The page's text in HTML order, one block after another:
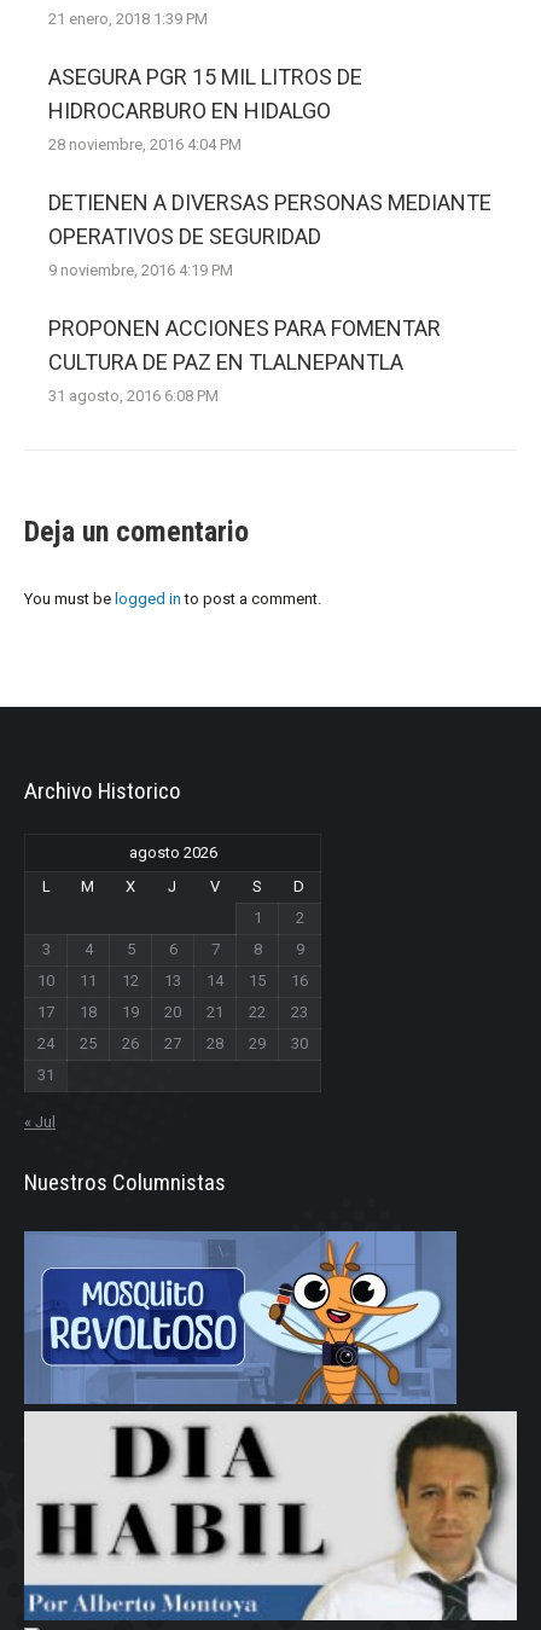
21 enero, 2018 1:39 PM
ASEGURA PGR 15 MIL LITROS DE
HIDROCARBURO EN HIDALGO
28 noviembre, 2016 4:04 PM
DETIENEN A DIVERSAS PERSONAS MEDIANTE
OPERATIVOS DE SEGURIDAD
9 noviembre, 2016 4:19 PM
PROPONEN ACCIONES PARA FOMENTAR
CULTURA DE PAZ EN TLALNEPANTLA
31 agosto, 2016 6:08 PM
Deja un comentario
You must be logged in to post a comment.
Archivo Historico
agosto 2026
L
M X J V S
D
1
2
3
4 5 6 7 8
9
10
11 12 13 14 15
16
17
18 19 20 21 22
23
24
25 26 27 28 29
30
31
« Jul
Nuestros Columnistas